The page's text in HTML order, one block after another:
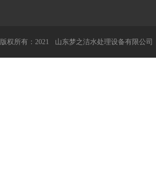
版权所有：2021 山东梦之洁水处理设备有限公司